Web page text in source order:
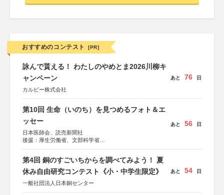
おすすめのコンテスト [PR]
詠んで貰える！ わたしのやめとま2026川柳キ
ャンペーン
カルビー株式会社
あと 76 日
第10回 生命（いのち）を見つめるフォト＆エ
ッセー
日本医師会、読売新聞社
後援：厚生労働省、文部科学省
あと 56 日
第4回 銅のすごいちからを調べてみよう！ 夏
休み自由研究コンテスト《小・中学生限定》
一般社団法人日本銅センター
あと 54 日